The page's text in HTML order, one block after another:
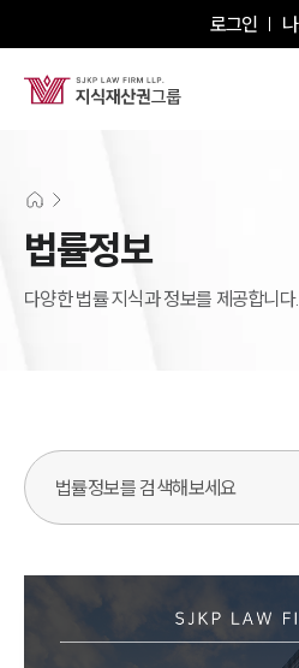
로그인
법률정보
다양한 법률 지식과 정보를 제공합니다.